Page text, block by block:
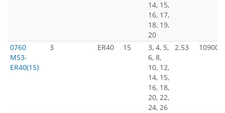
14, 15,
16, 17,
18, 19,
20
0760
MS3-
ER40(15)
3 ER40 15
3, 4, 5,
6, 8,
10, 12,
14, 15,
16, 18,
20, 22,
24, 26
2.53 10900